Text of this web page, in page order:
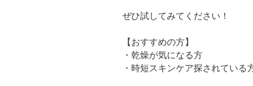
ぜひ試してみてください！
【おすすめの方】
・乾燥が気になる方
・時短スキンケア探されている